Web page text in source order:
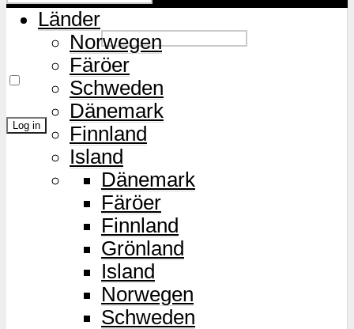
Password
Remember Me
Lost Password?
Länder
Norwegen
Färöer
Schweden
Dänemark
Finnland
Island
Dänemark
Färöer
Finnland
Grönland
Island
Norwegen
Schweden